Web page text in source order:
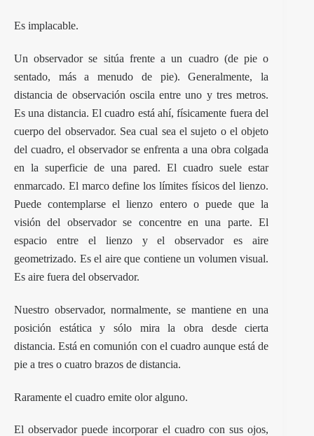
Es implacable.
Un observador se sitúa frente a un cuadro (de pie o
sentado, más a menudo de pie). Generalmente, la
distancia de observación oscila entre uno y tres metros.
Es una distancia. El cuadro está ahí, físicamente fuera del
cuerpo del observador. Sea cual sea el sujeto o el objeto
del cuadro, el observador se enfrenta a una obra colgada
en la superficie de una pared. El cuadro suele estar
enmarcado. El marco define los límites físicos del lienzo.
Puede contemplarse el lienzo entero o puede que la
visión del observador se concentre en una parte. El
espacio entre el lienzo y el observador es aire
geometrizado. Es el aire que contiene un volumen visual.
Es aire fuera del observador.
Nuestro observador, normalmente, se mantiene en una
posición estática y sólo mira la obra desde cierta
distancia. Está en comunión con el cuadro aunque está de
pie a tres o cuatro brazos de distancia.
Raramente el cuadro emite olor alguno.
El observador puede incorporar el cuadro con sus ojos,